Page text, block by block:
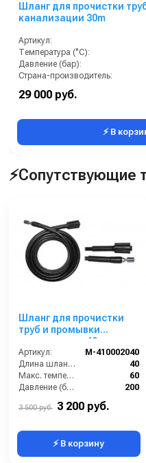
Шланг для прочистки
канализации 30m
Артикул:
Температура (°C):
Давление (бар):
Страна-производитель:
29 000 руб.
⚡ В
⚡Сопутствующие
Шланг для прочистки
труб и промывки
канализации 40m
Артикул:
M-410002040
Длина шланга (м):
40
Макс. температура воды (°C):
60
Давление (бар):
200
Италия
3 500 руб. 3 200 руб.
⚡ В корзину